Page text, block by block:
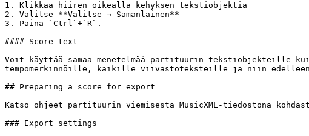
1. Klikkaa hiiren oikealla kehyksen tekstiobjektia
2. Valitse **Valitse → Samanlainen**
3. Paina `Ctrl`+`R`.
#### Score text
Voit käyttää samaa menetelmää partituurin tekstiobjekteille
tempomerkinnöille, kaikille viivastoteksteille ja niin
## Preparing a score for export
Katso ohjeet partituurin viemisestä MusicXML-tiedostona
### Export settings